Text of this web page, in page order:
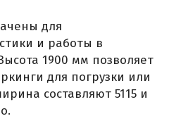
для
и работы в
1900 мм позволяет
для погрузки или
составляют 5115 и